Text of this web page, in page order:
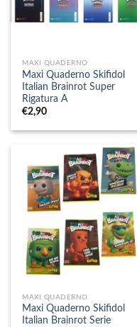
MAXI QUADERNO
Maxi Quaderno Skifidol
Italian Brainrot Super
Rigatura A
€2,90
MAXI QUADERNO
Maxi Quaderno Skifidol
Italian Brainrot Serie